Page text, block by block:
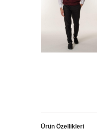
Ürün Özellikleri